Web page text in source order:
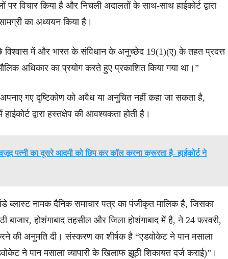
विचार किया है और निचली अदालतों के साथ-साथ हाईकोर्ट द्वारा
का अध्ययन किया है।
में और भारत के संविधान के अनुच्छेद 19(1)(ए) के तहत प्रदत्त
अधिकार का प्रयोग करते हुए प्रकाशित किया गया था।”
अपनाए गए दृष्टिकोण को अवैध या अनुचित नहीं कहा जा सकता है,
द्वारा हस्तक्षेप की आवश्यकता होती है।
पत्नी का दूसरे आदमी को छिप कर कॉल करना क्रूरता है- हाईकोर्ट ने
ब्लास्ट नामक दैनिक समाचार पत्र का पंजीकृत मालिक है, जिसका
बाजार, होशंगाबाद तहसील और जिला होशंगाबाद में है, ने 24 फरवरी,
की अनुमति दी। संस्करण का शीर्षक है “एडवोकेट ने पान मसाला
ने पान मसाला व्यापारी के खिलाफ झूठी शिकायत दर्ज कराई)”।